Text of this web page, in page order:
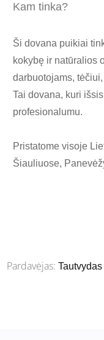
Kam tinka?
Ši dovana puikiai
kokybę ir natūralios
darbuotojams,
Tai dovana, kuri
profesionalumu.
Pristatome visoje
Šiauliuose,
Pardavėjas: